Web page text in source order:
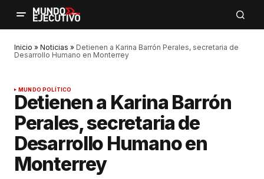
Inicio » Noticias » Detienen a Karina Barrón Perales, secretaria de
Desarrollo Humano en Monterrey
MUNDO POLÍTICO
Detienen a Karina Barrón
Perales, secretaria de
Desarrollo Humano en
Monterrey